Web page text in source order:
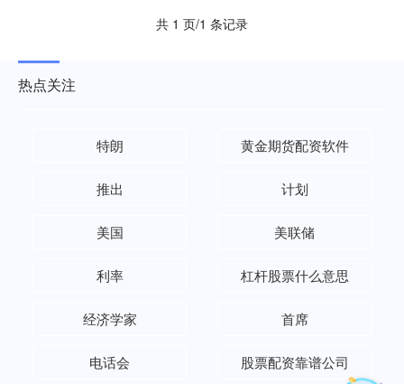
共 1 页/1 条记录
热点关注
特朗 黄金期货配资软件
推出 计划
美国 美联储
利率 杠杆股票什么意思
经济学家 首席
电话会 股票配资靠谱公司